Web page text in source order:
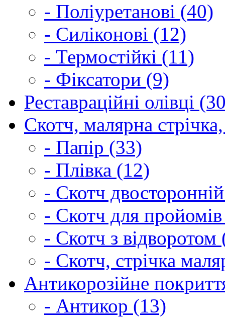
- Поліуретанові (40)
- Силіконові (12)
- Термостійкі (11)
- Фіксатори (9)
Реставраційні олівці
Скотч, малярна
- Папір (33)
- Плівка (12)
- Скотч
- Скотч для
- Скотч з відворотом
- Скотч, стрічка
Антикорозійне
- Антикор (13)